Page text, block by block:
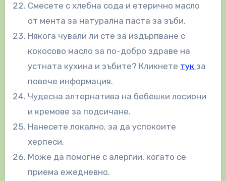
Смесете с хлебна сода и етерично масло
от мента за натурална паста за зъби.
Някога чували ли сте за издърпване с
кокосово масло за по-добро здраве на
устната кухина и зъбите? Кликнете тукза
повече информация.
Чудесна алтернатива на бебешки лосиони
и кремове за подсичане.
Нанесете локално, за да успокоите
херпеси.
Може да помогне с алергии, когато се
приема ежедневно.